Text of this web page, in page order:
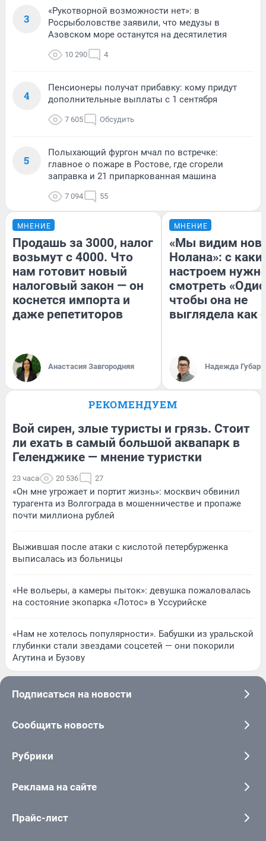
3
«Рукотворной возможности нет»: в
Росрыболовстве заявили, что медузы в
Азовском море останутся на десятилетия
10 290 4
4
Пенсионеры получат прибавку: кому придут
дополнительные выплаты с 1 сентября
7 605 Обсудить
5
Полыхающий фургон мчал по встречке:
главное о пожаре в Ростове, где сгорели
заправка и 21 припаркованная машина
7 094 55
МНЕНИЕ
Продашь за 3000, налог
возьмут с 4000. Что
нам готовит новый
налоговый закон — он
коснется импорта и
даже репетиторов
Анастасия Завгородняя
МНЕНИЕ
«Мы видим
Нолана»: с
настроем
смотреть
чтобы она не
выглядела как
Надежда Губарь
РЕКОМЕНДУЕМ
Вой сирен, злые туристы и грязь. Стоит
ли ехать в самый большой аквапарк в
Геленджике — мнение туристки
23 часа 20 536 27
«Он мне угрожает и портит жизнь»: москвич обвинил
турагента из Волгограда в мошенничестве и пропаже
почти миллиона рублей
Выжившая после атаки с кислотой петербурженка
выписалась из больницы
«Не вольеры, а камеры пыток»: девушка пожаловалась
на состояние экопарка «Лотос» в Уссурийске
«Нам не хотелось популярности». Бабушки из уральской
глубинки стали звездами соцсетей — они покорили
Агутина и Бузову
Подписаться на новости
Сообщить новость
Рубрики
Реклама на сайте
Прайс-лист